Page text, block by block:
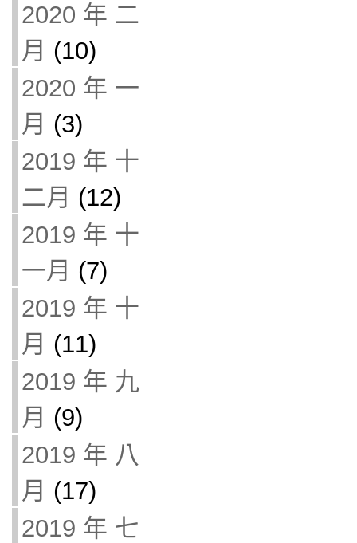
2020 年 二
月 (10)
2020 年 一
月 (3)
2019 年 十
二月 (12)
2019 年 十
一月 (7)
2019 年 十
月 (11)
2019 年 九
月 (9)
2019 年 八
月 (17)
2019 年 七